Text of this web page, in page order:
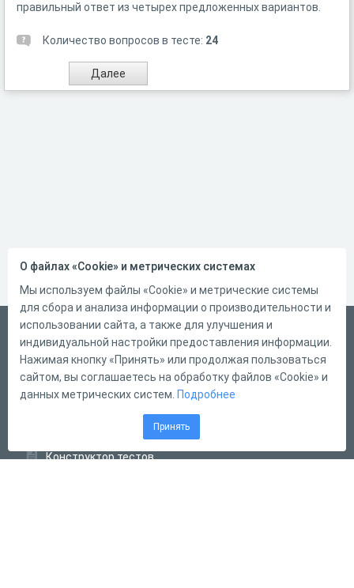
правильный ответ из четырех предложенных вариантов.
Количество вопросов в тесте: 24
Русский
Справка
Форма обратной связи
Конструктор тестов
О файлах «Cookie» и метрических системах
Мы используем файлы «Cookie» и метрические системы
для сбора и анализа информации о производительности и
использовании сайта, а также для улучшения и
индивидуальной настройки предоставления информации.
Нажимая кнопку «Принять» или продолжая пользоваться
сайтом, вы соглашаетесь на обработку файлов «Cookie» и
данных метрических систем. Подробнее
Принять